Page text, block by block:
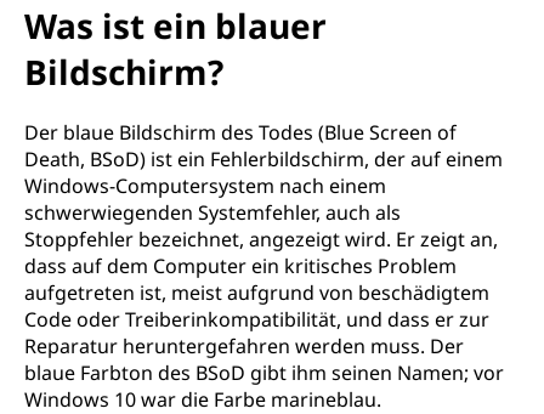
Was ist ein blauer
Bildschirm?
Der blaue Bildschirm des Todes (Blue Screen of
Death, BSoD) ist ein Fehlerbildschirm, der auf einem
Windows-Computersystem nach einem
schwerwiegenden Systemfehler, auch als
Stoppfehler bezeichnet, angezeigt wird. Er zeigt an,
dass auf dem Computer ein kritisches Problem
aufgetreten ist, meist aufgrund von beschädigtem
Code oder Treiberinkompatibilität, und dass er zur
Reparatur heruntergefahren werden muss. Der
blaue Farbton des BSoD gibt ihm seinen Namen; vor
Windows 10 war die Farbe marineblau.